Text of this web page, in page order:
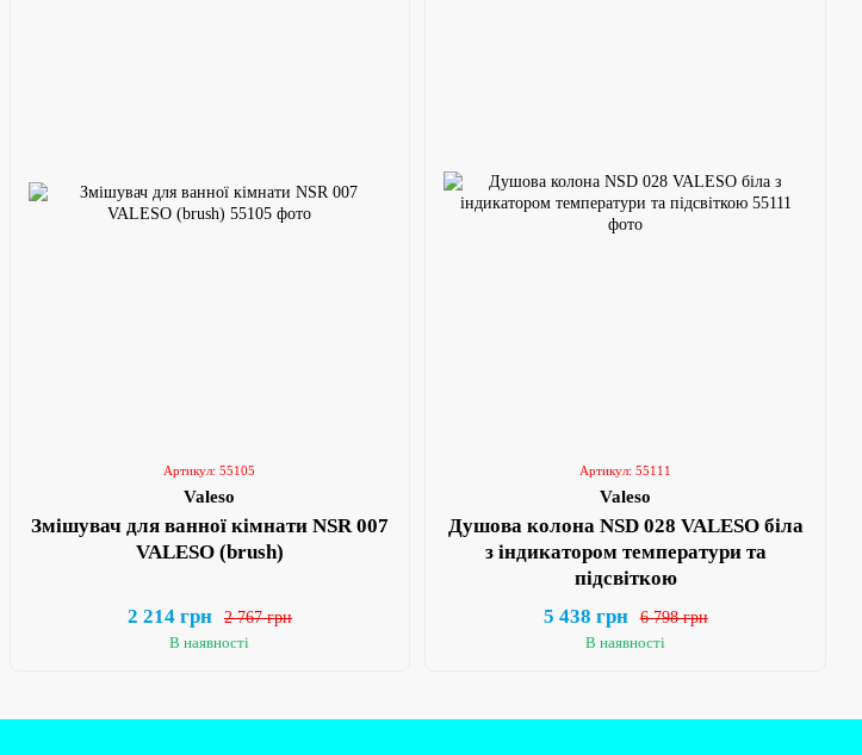
Артикул: 55105
Valeso
Змішувач для ванної кімнати NSR 007
VALESO (brush)
2 767 грн
2 214 грн
В наявності
Артикул: 55111
Valeso
Душова колона NSD 028 VALESO біла
з індикатором температури та
підсвіткою
6 798 грн
5 438 грн
В наявності